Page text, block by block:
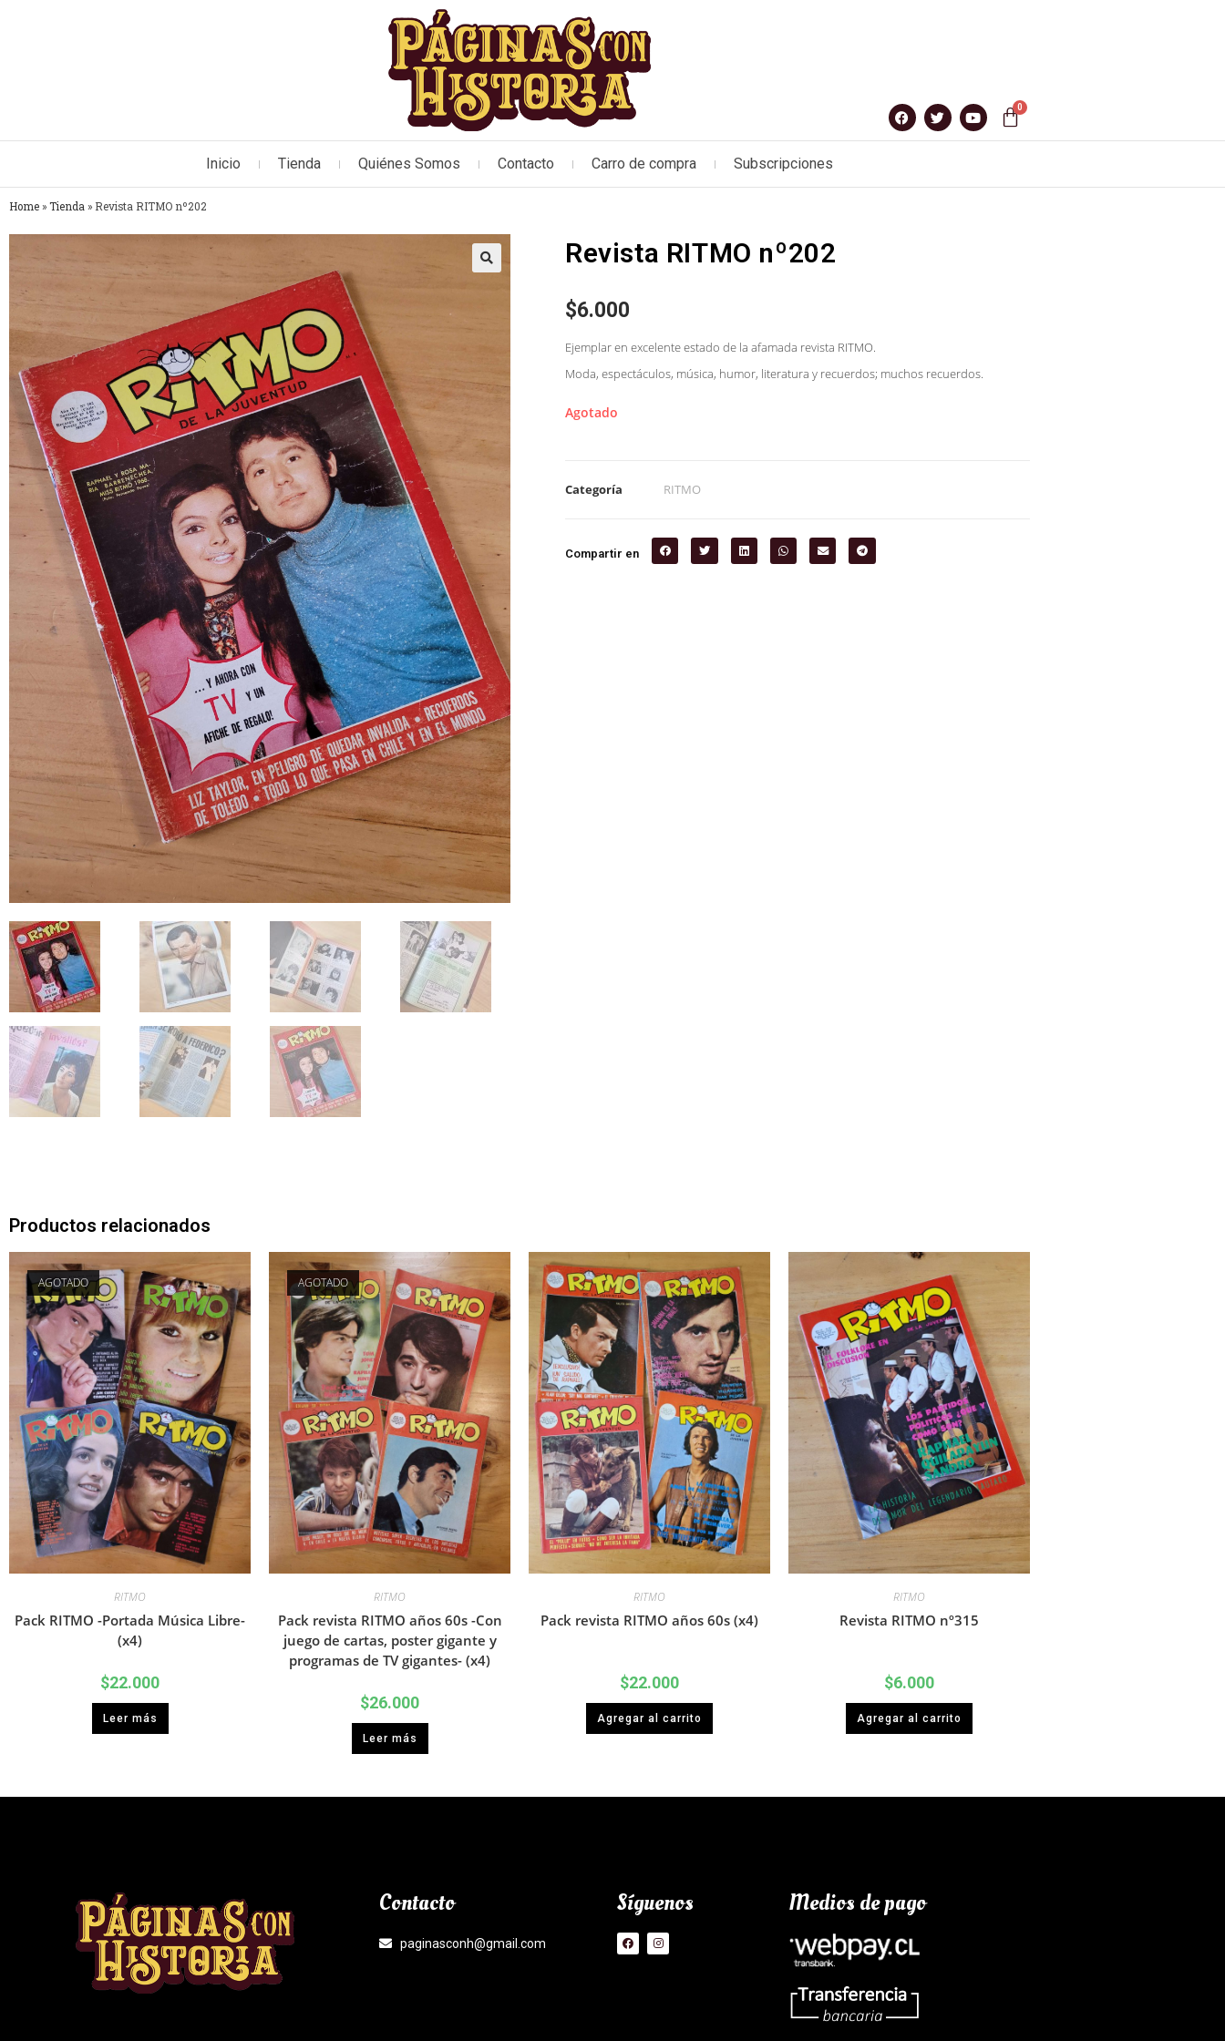
Inicio Tienda Quiénes Somos Contacto Carro de compra Subscripciones
Home » Tienda » Revista RITMO nº202
Revista RITMO nº202
$6.000
Ejemplar en excelente estado de la afamada revista RITMO.
Moda, espectáculos, música, humor, literatura y recuerdos; muchos recuerdos.
Agotado
Categoría RITMO
Compartir en
Productos relacionados
AGOTADO
RITMO
Pack RITMO -Portada Música Libre-
(x4)
$22.000
Leer más
AGOTADO
RITMO
Pack revista RITMO años 60s -Con
juego de cartas, poster gigante y
programas de TV gigantes- (x4)
$26.000
Leer más
RITMO
Pack revista RITMO años 60s (x4)
$22.000
Agregar al carrito
RITMO
Revista RITMO nº315
$6.000
Agregar al carrito
Contacto
paginasconh@gmail.com
Síguenos Medios de pago